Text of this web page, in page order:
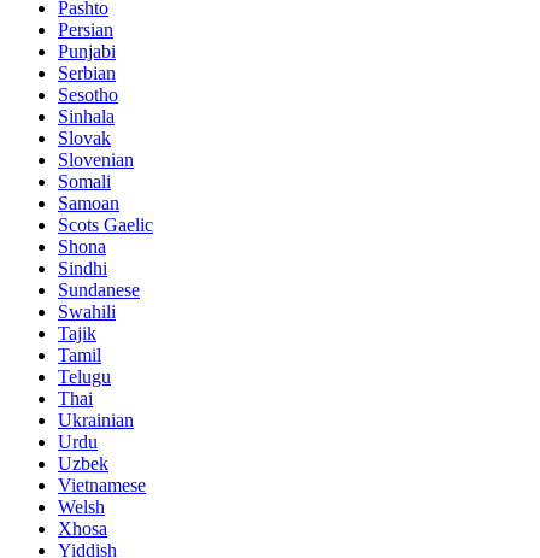
Pashto
Persian
Punjabi
Serbian
Sesotho
Sinhala
Slovak
Slovenian
Somali
Samoan
Scots Gaelic
Shona
Sindhi
Sundanese
Swahili
Tajik
Tamil
Telugu
Thai
Ukrainian
Urdu
Uzbek
Vietnamese
Welsh
Xhosa
Yiddish